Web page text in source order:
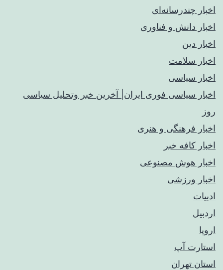
اخبار چندرسانه‌ای
اخبار دانش و فناوری
اخبار دین
اخبار سلامت
اخبار سیاسی
اخبار سیاسی فوری ایران| آخرین خبر وتحلیل سیاسی
روز
اخبار فرهنگی و هنری
اخبار کافه خبر
اخبار هوش مصنوعی
اخبار ورزشی
ادبیات
اردبیل
اروپا
استارت آپ
استان تهران